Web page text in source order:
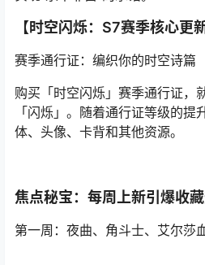
【时空闪烁：S7赛季核心更新
赛季通行证：编织你的时空诗篇
购买「时空闪烁」赛季通⾏证，
「闪烁」。随着通⾏证等级的提
体、头像、卡背和其他资源。
焦点秘宝：每周上新引爆收
第一周：夜曲、角斗士、艾尔莎